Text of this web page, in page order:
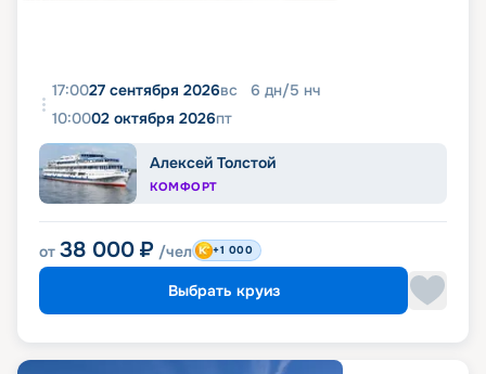
17:0027 сентября 2026вс 6 дн/5 нч
10:0002 октября 2026пт
Алексей Толстой
КОМФОРТ
от 38 000 ₽ /чел +1 000
Выбрать круиз